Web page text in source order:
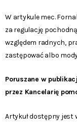
W artykule mec.
za regulację
względem radnych,
zastępować albo
Poruszane w
przez Kancelarię
Artykuł dostępny jest